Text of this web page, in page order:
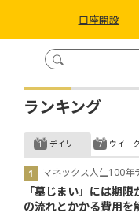
口座開設
ランキング
デイリー
マネックス人生100年
「墓じまい」には期
の流れとかかる費用を
ウイー